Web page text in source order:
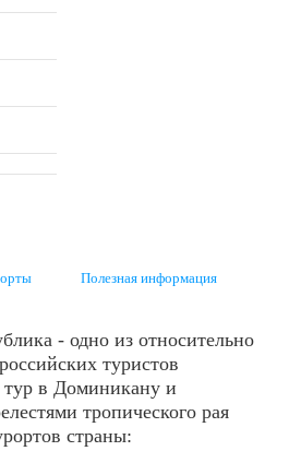
Полезная информация
- одно из относительно
туристов
в Доминикану и
тропического рая
страны: